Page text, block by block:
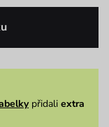
přidali extra